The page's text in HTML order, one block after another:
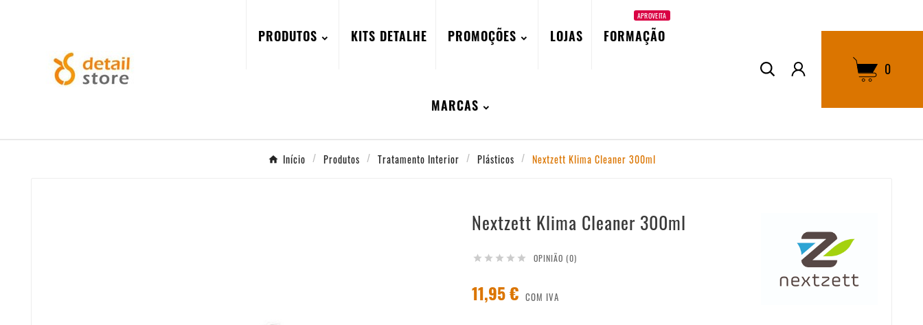
PRODUTOS KITS DETALHE PROMOÇÕES LOJAS FORMAÇÃO
APROVEITA
MARCAS
0
Início Produtos Tratamento Interior Plásticos Nextzett Klima Cleaner 300ml
Nextzett Klima Cleaner 300ml
     OPINIÃO (0)
11,95 € COM IVA